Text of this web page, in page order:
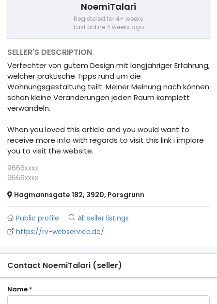
NoemiTalari
Registered for 4+ weeks
Last online 4 weeks ago
SELLER'S DESCRIPTION
Verfechter von gutem Design mit langjähriger Erfahrung,
welcher praktische Tipps rund um die
Wohnungsgestaltung teilt. Meiner Meinung nach können
schon kleine Veränderungen jeden Raum komplett
verwandeln.
When you loved this article and you would want to
receive more info with regards to visit this link i implore
you to visit the website.
9666xxxx
9666xxxx
Hagmannsgate 182, 3920, Porsgrunn
Public profile
All seller listings
https://rv-webservice.de/
Contact NoemiTalari (seller)
Name *